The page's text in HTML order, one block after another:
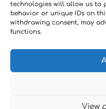
technologies will allow us to
behavior or unique IDs on
withdrawing consent, may
functions.
View
Laugardagar